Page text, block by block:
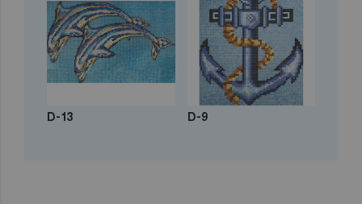
D-13 D-9